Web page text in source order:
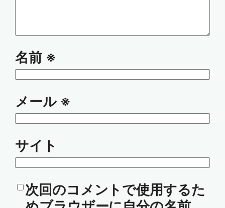
名前 ※
メール ※
サイト
次回のコメントで使用するた